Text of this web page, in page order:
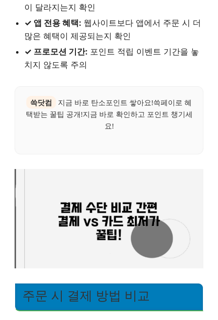
이 달라지는지 확인
✓ 앱 전용 혜택: 웹사이트보다 앱에서 주문 시 더
많은 혜택이 제공되는지 확인
✓ 프로모션 기간: 포인트 적립 이벤트 기간을 놓
치지 않도록 주의
쓱닷컴
지금 바로 탄소포인트 쌓아요!쓱페이로 혜
택받는 꿀팁 공개!지금 바로 확인하고 포인트 챙기세
요!
주문 시 결제 방법 비교